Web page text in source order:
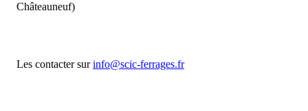
Châteauneuf)
Les contacter surinfo@scic-ferrages.fr